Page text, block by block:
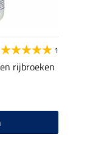
1
rijbroeken